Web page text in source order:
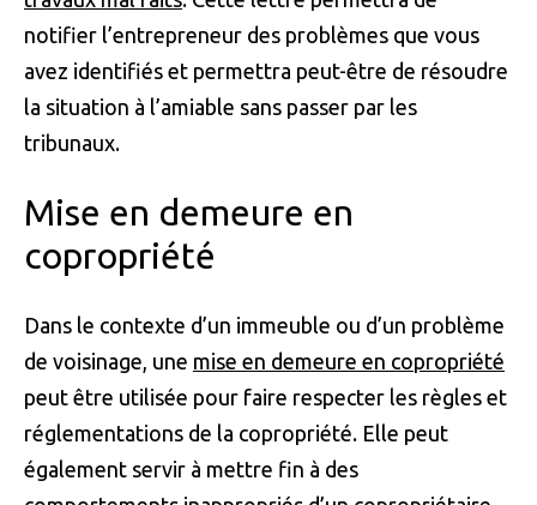
notifier l’entrepreneur des problèmes que vous
avez identifiés et permettra peut-être de résoudre
la situation à l’amiable sans passer par les
tribunaux.
Mise en demeure en
copropriété
Dans le contexte d’un immeuble ou d’un problème
de voisinage, une mise en demeure en copropriété
peut être utilisée pour faire respecter les règles et
réglementations de la copropriété. Elle peut
également servir à mettre fin à des